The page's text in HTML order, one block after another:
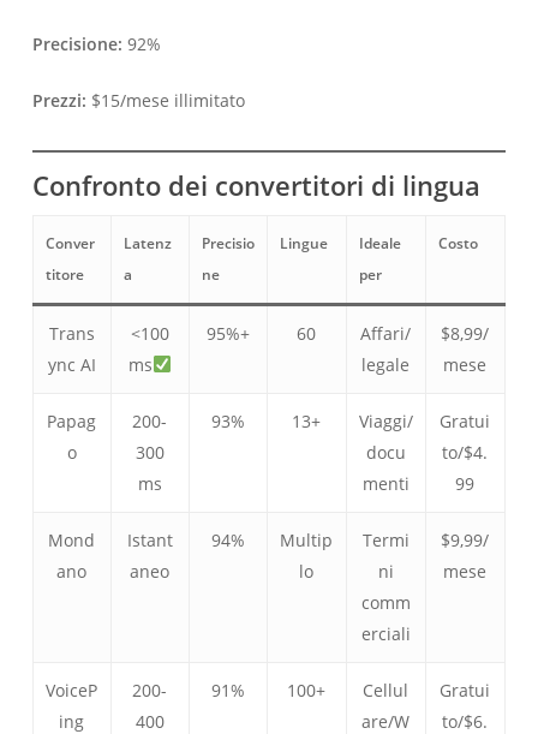
Precisione: 92%
Prezzi: $15/mese illimitato
Confronto dei convertitori di lingua
Conver
titore
Latenz
a
Precisio
ne
Lingue
Ideale
per
Costo
Trans
ync AI
<100
ms
95%+ 60
Affari/
legale
$8,99/
mese
Papag
o
200-
300
ms
93% 13+
Viaggi/
docu
menti
Gratui
to/$4.
99
Mond
ano
Istant
aneo
94%
Multip
lo
Termi
ni
comm
erciali
$9,99/
mese
VoiceP
ing
200-
400
91% 100+
Cellul
are/W
Gratui
to/$6.